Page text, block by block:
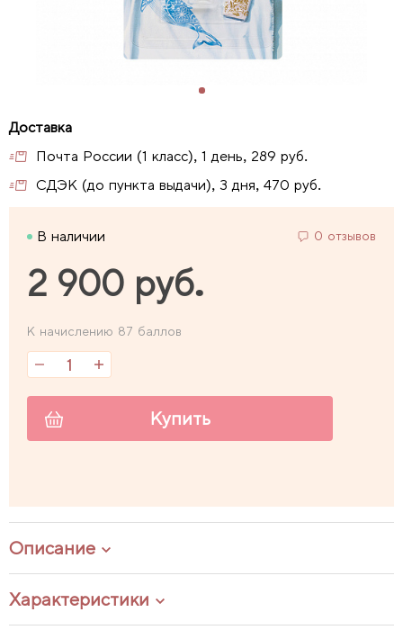
Почта России (1 класс), 1 день, 289 руб.
СДЭК (до пункта выдачи), 3 дня, 470 руб.
В наличии 0 отзывов
2 900 руб.
К начислению 87 баллов
Купить
Описание
Характеристики